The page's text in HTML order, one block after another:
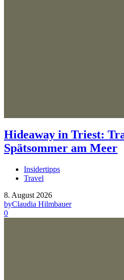
Hideaway in Triest:
Spätsommer am Meer
Insidertipps
Travel
8. August 2026
byClaudia Hilmbauer
0